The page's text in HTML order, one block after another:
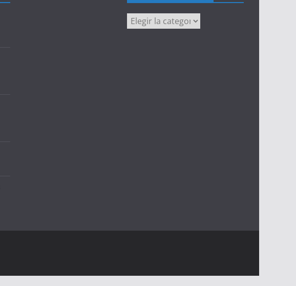
Categorías
del